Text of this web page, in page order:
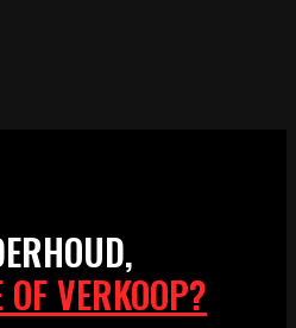
VERKOOP?